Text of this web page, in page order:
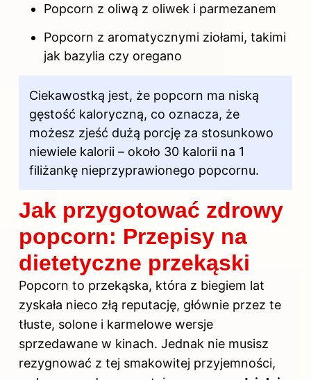
Popcorn z oliwą z oliwek i parmezanem
Popcorn z aromatycznymi ziołami, takimi
jak bazylia czy oregano
Ciekawostką jest, że popcorn ma niską
gęstość kaloryczną, co oznacza, że
możesz zjeść dużą porcję za stosunkowo
niewiele kalorii – około 30 kalorii na 1
filiżankę nieprzyprawionego popcornu.
Jak przygotować zdrowy
popcorn: Przepisy na
dietetyczne przekąski
Popcorn to przekąska, która z biegiem lat
zyskała nieco złą reputację, głównie przez te
tłuste, solone i karmelowe wersje
sprzedawane w kinach. Jednak nie musisz
rezygnować z tej smakowitej przyjemności,